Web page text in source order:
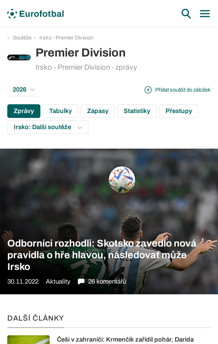
Soutěže Irsko - Premier Division
Premier Division
Irsko - Premier Division - zprávy
Přidat soutěž do záložek
2026
Zprávy Tabulky Zápasy Statistiky Přestupy
Irsko: Další soutěže
Odborníci rozhodli: Skotsko zavedlo nová
pravidla o hře hlavou, následovat může
Irsko
30.11.2022 Aktuality 26 komentářů
DALŠÍ ČLÁNKY
Češi v zahraničí: Krmenčík zařídil pohár, Darida